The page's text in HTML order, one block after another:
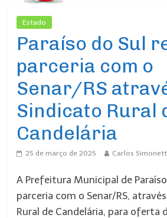
Estado
Paraíso do Sul
parceria com o
Senar/RS
Sindicato Rural
Candelária
25 de março de 2025 Carlos
A Prefeitura Municipal de
parceria com o Senar/RS,
Rural de Candelária, para oferta